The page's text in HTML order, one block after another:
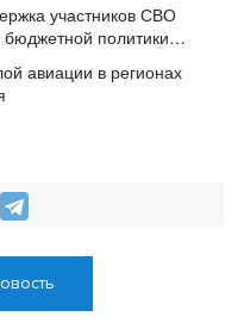
участников СВО
политики
авиации в регионах